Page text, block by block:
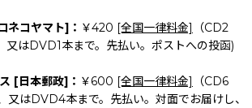
コヤマト]： ￥420 [全国一律料金]
（CD2
又はDVD1本まで。先払い。ポストへの投函)
[日本郵政]： ￥600 [全国一律料金]
（CD6
又はDVD4本まで。先払い。対面でお届けし、